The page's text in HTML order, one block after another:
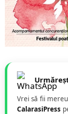
Vrei să fii
CalarasiPress